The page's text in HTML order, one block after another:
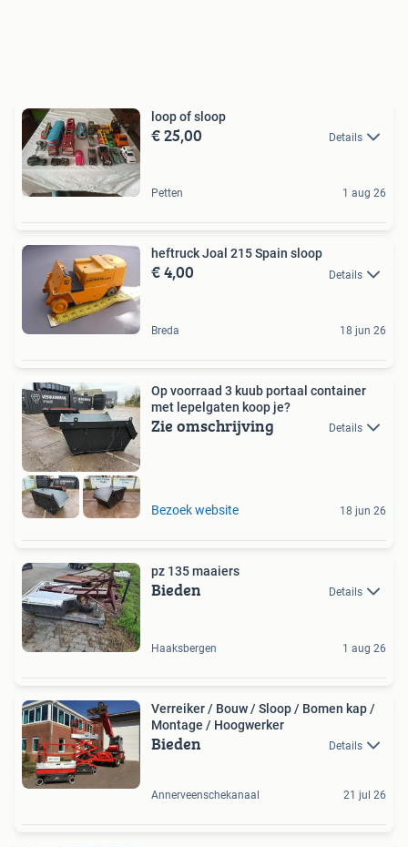
loop of sloop
€ 25,00 Details
Petten 1 aug 26
heftruck Joal 215 Spain sloop
€ 4,00 Details
Breda 18 jun 26
Op voorraad 3 kuub portaal container
met lepelgaten koop je?
Zie omschrijving Details
Bezoek website 18 jun 26
pz 135 maaiers
Bieden Details
Haaksbergen 1 aug 26
Verreiker / Bouw / Sloop / Bomen kap /
Montage / Hoogwerker
Bieden Details
Annerveenschekanaal 21 jul 26